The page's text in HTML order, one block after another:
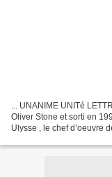
... UNANIME UNITé
Oliver Stone et sorti en
Ulysse , le chef d’oeuvre